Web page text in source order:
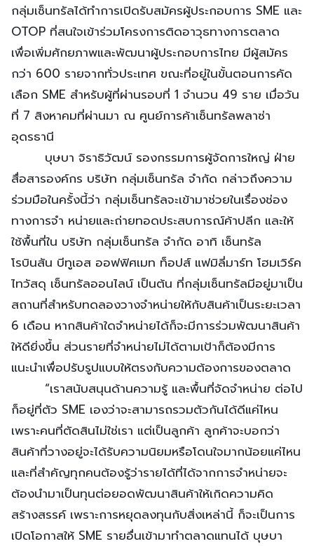
กลุ่มเซ็นทรัลได้ทำการเปิดรับสมัครผู้ประกอบการ SME และ
OTOP ที่สนใจเข้าร่วมโครงการติดอาวุธทางการตลาด
เพื่อเพิ่มศักยภาพและพัฒนาผู้ประกอบการไทย มีผู้สมัคร
กว่า 600 รายจากทั่วประเทศ ขณะที่อยู่ในขั้นตอนการคัด
เลือก SME สำหรับผู้ที่ผ่านรอบที่ 1 จำนวน 49 ราย เมื่อวัน
ที่ 7 สิงหาคมที่ผ่านมา ณ ศูนย์การค้าเซ็นทรัลพลาซ่า
อุดรธานี
บุษบา จิราธิวัฒน์ รองกรรมการผู้จัดการใหญ่ ฝ่าย
สื่อสารองค์กร บริษัท กลุ่มเซ็นทรัล จำกัด กล่าวถึงความ
ร่วมมือในครั้งนี้ว่า กลุ่มเซ็นทรัลจะเข้ามาช่วยในเรื่องช่อง
ทางการจำ หน่ายและถ่ายทอดประสบการณ์ค้าปลีก และให้
ใช้พื้นที่ใน บริษัท กลุ่มเซ็นทรัล จำกัด อาทิ เซ็นทรัล
โรบินสัน บีทูเอส ออฟฟิศเมท ท็อปส์ แฟมิลี่มาร์ท โฮมเวิร์ค
ไทวัสดุ เซ็นทรัลออนไลน์ เป็นต้น ที่กลุ่มเซ็นทรัลมีอยู่มาเป็น
สถานที่สำหรับทดลองวางจำหน่ายให้กับสินค้าเป็นระยะเวลา
6 เดือน หากสินค้าใดจำหน่ายได้ก็จะมีการร่วมพัฒนาสินค้า
ให้ดียิ่งขึ้น ส่วนรายที่จำหน่ายไม่ได้ตามเป้าก็ต้องมีการ
แนะนำเพื่อปรับรูปแบบให้ตรงกับความต้องการของตลาด
“เราสนับสนุนด้านความรู้ และพื้นที่จัดจำหน่าย ต่อไป
ก็อยู่ที่ตัว SME เองว่าจะสามารถรวมตัวกันได้ดีแค่ไหน
เพราะคนที่ตัดสินไม่ใช่เรา แต่เป็นลูกค้า ลูกค้าจะบอกว่า
สินค้าที่วางอยู่จะได้รับความนิยมหรือโดนใจมากน้อยแค่ไหน
และที่สำคัญทุกคนต้องรู้ว่ารายได้ที่ได้จากการจำหน่ายจะ
ต้องนำมาเป็นทุนต่อยอดพัฒนาสินค้าให้เกิดความคิด
สร้างสรรค์ เพราะการหยุดลงทุนกับสิ่งเหล่านี้ ก็จะเป็นการ
เปิดโอกาสให้ SME รายอื่นเข้ามาทำตลาดแทนได้ บุษบา